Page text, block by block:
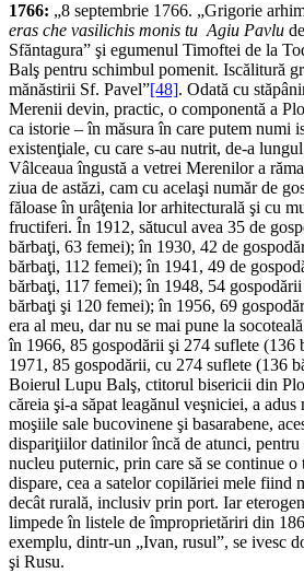
1766: „8 septembrie 1766. „Grigorie
eras che vasilichis monis tu Agiu Pavlu
Sfăntagura” şi egumenul Timoftei de la
Balş pentru schimbul pomenit. Iscălitură
mănăstirii Sf. Pavel”[48]. Odată cu
Merenii devin, practic, o componentă a
ca istorie – în măsura în care putem numi
existenţiale, cu care s-au nutrit, de-a
Vâlceaua îngustă a vetrei Merenilor a
ziua de astăzi, cam cu acelaşi număr de
făloase în urâţenia lor arhitecturală şi cu
fructiferi. În 1912, sătucul avea 35 de
bărbaţi, 63 femei); în 1930, 42 de
bărbaţi, 112 femei); în 1941, 49 de
bărbaţi, 117 femei); în 1948, 54
bărbaţi şi 120 femei); în 1956, 69
era al meu, dar nu se mai pune la
în 1966, 85 gospodării şi 274 suflete (136
1971, 85 gospodării, cu 274 suflete (136
Boierul Lupu Balş, ctitorul bisericii din
căreia şi-a săpat leagănul veşniciei, a
moşiile sale bucovinene şi basarabene,
dispariţiilor datinilor încă de atunci, pentru
nucleu puternic, prin care să se continue o
dispare, cea a satelor copilăriei mele fiind
decât rurală, inclusiv prin port. Iar
limpede în listele de împroprietăriri din
exemplu, dintr-un „Ivan, rusul”, se ivesc
şi Rusu.